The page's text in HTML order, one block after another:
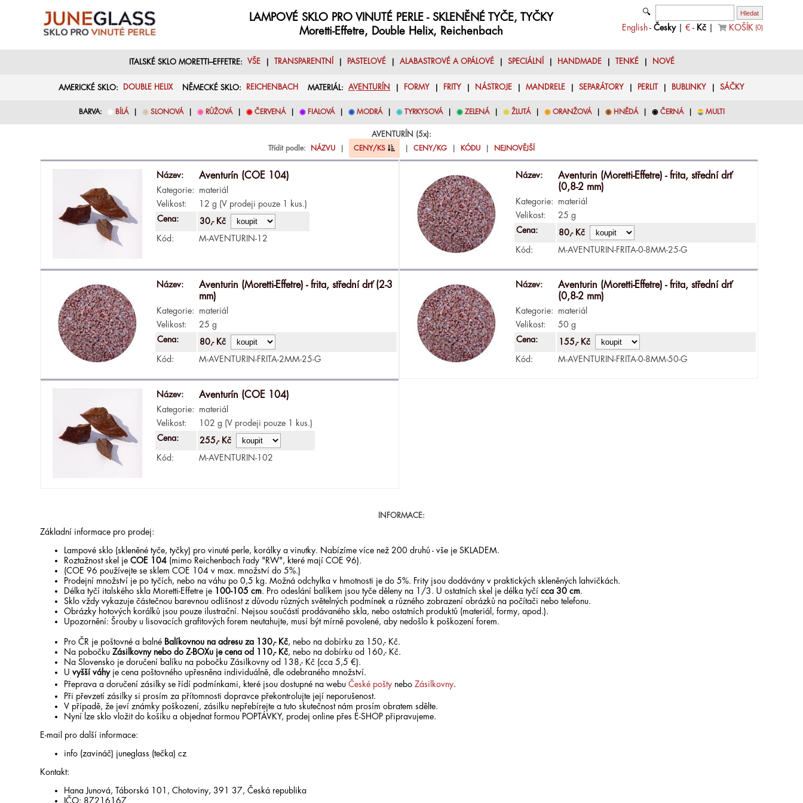
LAMPOVÉ SKLO PRO VINUTÉ PERLE - SKLENĚNÉ TYČE, TYČKY
Moretti-Effetre, Double Helix, Reichenbach
🔍
English- Česky| € - Kč| KOŠÍK (0)
ITALSKÉ SKLO MORETTI–EFFETRE: VŠE| TRANSPARENTNÍ PASTELOVÉ| ALABASTROVÉ A OPÁLOVÉ| SPECIÁLNÍ HANDMADE| TENKÉ| NOVÉ
AMERICKÉ SKLO: DOUBLE HELIX NĚMECKÉ SKLO: REICHENBACH MATERIÁL: AVENTURÍN FORMY FRITY NÁSTROJE MANDRELE SEPARÁTORY PERLIT BUBLINKY SÁČKY
BARVA: ◉ BÍLÁ| ◉ SLONOVÁ| ◉ RŮŽOVÁ| ◉ ČERVENÁ| ◉ FIALOVÁ| ◉ MODRÁ| ◉ TYRKYSOVÁ| ◉ ZELENÁ| ◉ ŽLUTÁ| ◉ ORANŽOVÁ| ◉ HNĚDÁ| ◉ ČERNÁ| ◉ MULTI
AVENTURÍN (5x):
Třídit podle:
NÁZVU CENY/KS CENY/KG KÓDU NEJNOVĚJŠÍ
Název: Aventurín (COE 104)
Kategorie:
materiál
Velikost:
12 g (V prodeji pouze 1 kus.)
Cena:
30,- Kč
Kód: M-AVENTURIN-12
Název:
Aventurin (Moretti-Effetre) - frita, střední drť
(0,8-2 mm)
Kategorie:
materiál
Velikost:
25 g
Cena:
80,- Kč
Kód: M-AVENTURIN-FRITA-0-8MM-25-G
Název:
Aventurin (Moretti-Effetre) - frita, střední drť (2-3
mm)
Kategorie:
materiál
Velikost:
25 g
Cena:
80,- Kč
Kód: M-AVENTURIN-FRITA-2MM-25-G
Název:
Aventurin (Moretti-Effetre) - frita, střední drť
(0,8-2 mm)
Kategorie:
materiál
Velikost:
50 g
Cena:
155,- Kč
Kód: M-AVENTURIN-FRITA-0-8MM-50-G
Název: Aventurín (COE 104)
Kategorie:
materiál
Velikost:
102 g (V prodeji pouze 1 kus.)
Cena:
255,- Kč
Kód: M-AVENTURIN-102
INFORMACE:
Základní informace pro prodej:
Lampové sklo (skleněné tyče, tyčky) pro vinuté perle, korálky a vinutky. Nabízíme více než 200 druhů - vše je SKLADEM.
Roztažnost skel jeCOE 104 (mimo Reichenbach řady "RW", které mají COE 96).
(COE 96 používejte se sklem COE 104 v max. množství do 5%.)
Prodejní množství je po tyčích, nebo na váhu po 0,5 kg. Možná odchylka v hmotnosti je do 5%. Frity jsou dodávány v praktických skleněných lahvičkách.
Délka tyčí italského skla Moretti-Effetre je 100-105 cm. Pro odeslání balíkem jsou tyče děleny na 1/3. U ostatních skel je délka tyčícca 30 cm.
Sklo vždy vykazuje částečnou barevnou odlišnost z důvodu různých světelných podmínek a různého zobrazení obrázků na počítači nebo telefonu.
Obrázky hotových korálků jsou pouze ilustrační. Nejsou součástí prodávaného skla, nebo ostatních produktů (materiál, formy, apod.).
Upozornění: Šrouby u lisovacích grafitových forem neutahujte, musí být mírně povolené, aby nedošlo k poškození forem.
Pro ČR je poštovné a balné Balíkovnou na adresu za 130,- Kč, nebo na dobírku za 150,- Kč.
Na pobočkuZásilkovny nebo do Z-BOXu je cena od 110,- Kč, nebo na dobírku od 160,- Kč.
Na Slovensko je doručení balíku na pobočku Zásilkovny od 138,- Kč (cca 5,5 €).
Uvyšší váhyje cena poštovného upřesněna individuálně, dle odebraného množství.
Přeprava a doručení zásilky se řídí podmínkami, které jsou dostupné na webuČeské pošty nebo Zásilkovny
Při převzetí zásilky si prosím za přítomnosti dopravce překontrolujte její neporušenost.
V případě, že jeví známky poškození, zásilku nepřebírejte a tuto skutečnost nám prosím obratem sdělte.
Nyní lze sklo vložit do košíku a objednat formou POPTÁVKY, prodej online přes E-SHOP připravujeme.
E-mail pro další informace:
info (zavináč) juneglass (tečka) cz
Kontakt:
Hana Junová, Táborská 101, Chotoviny, 391 37, Česká republika
IČO: 87216167